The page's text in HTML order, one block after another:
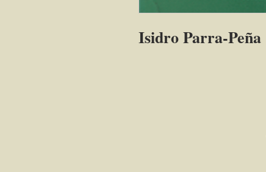
Isidro Parra-Peña